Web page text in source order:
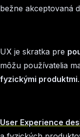
bežne akceptovaná
UX je skratka pre
môžu používatelia
fyzickými produktmi.
User Experience